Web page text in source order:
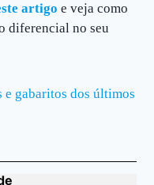
artigo e veja como
diferencial no seu
e gabaritos dos últimos